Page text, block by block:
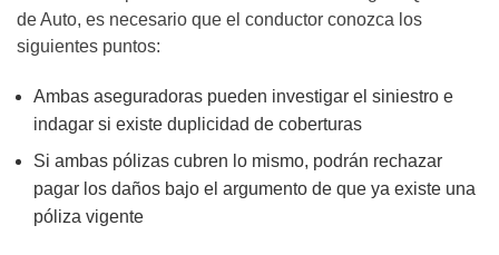
de Auto, es necesario que el conductor conozca los
siguientes puntos:
Ambas aseguradoras pueden investigar el siniestro e
indagar si existe duplicidad de coberturas
Si ambas pólizas cubren lo mismo, podrán rechazar
pagar los daños bajo el argumento de que ya existe una
póliza vigente